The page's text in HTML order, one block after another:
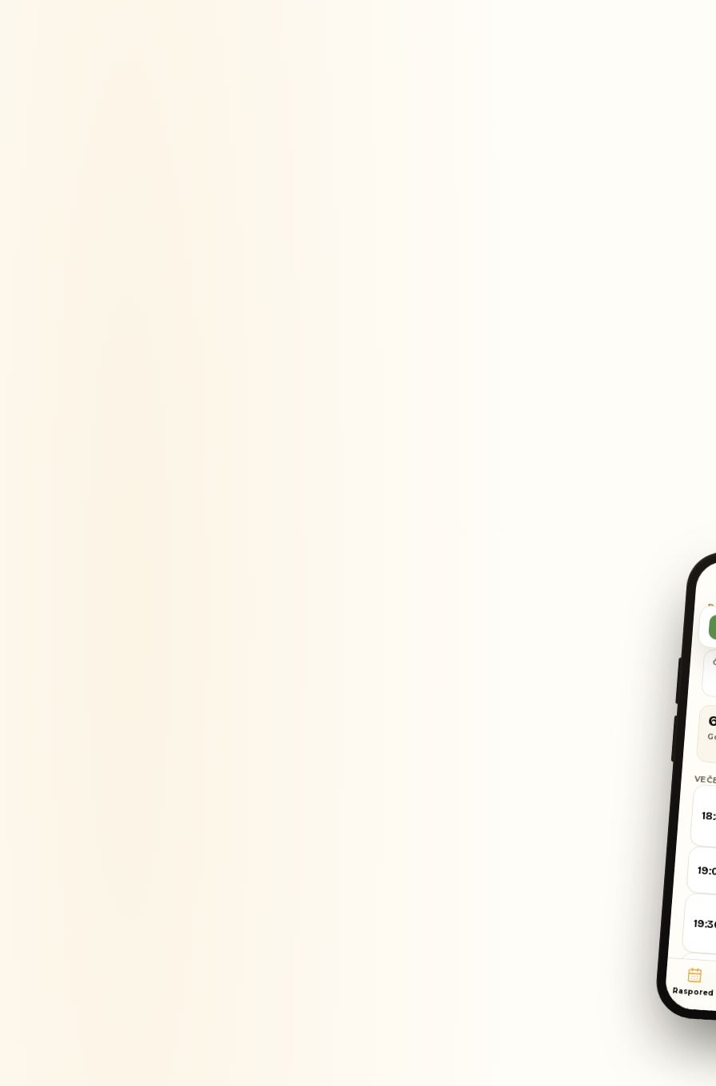
Preporučam svima
Iznimno jednostavno za
– sve što tražite u platformi za
rezervacije, prikazano na
najjednostavniji mogući način.
Vrhunski! A uz to i prvoklasna
Pogledajte na Googleu
20:00
Raspored